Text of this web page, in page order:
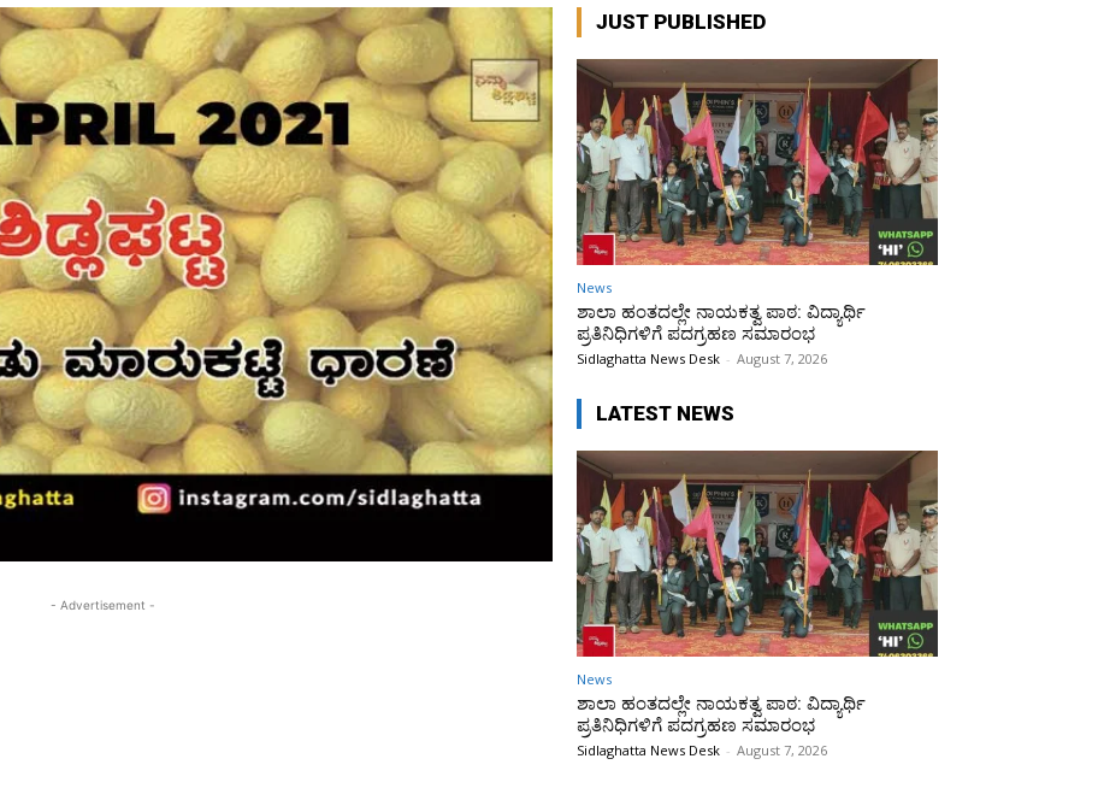
- Advertisement -
JUST PUBLISHED
News
ಶಾಲಾ ಹಂತದಲ್ಲೇ ನಾಯಕತ್ವ ಪಾಠ: ವಿದ್ಯಾರ್ಥಿ
ಪ್ರತಿನಿಧಿಗಳಿಗೆ ಪದಗ್ರಹಣ ಸಮಾರಂಭ
Sidlaghatta News Desk - August 7, 2026
LATEST NEWS
News
ಶಾಲಾ ಹಂತದಲ್ಲೇ ನಾಯಕತ್ವ ಪಾಠ: ವಿದ್ಯಾರ್ಥಿ
ಪ್ರತಿನಿಧಿಗಳಿಗೆ ಪದಗ್ರಹಣ ಸಮಾರಂಭ
Sidlaghatta News Desk - August 7, 2026